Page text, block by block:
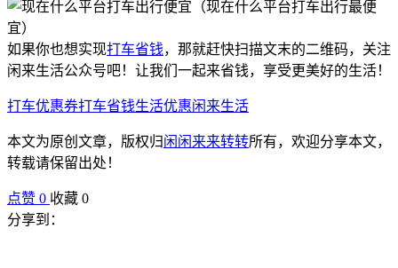
如果你也想实现打车省钱，那就赶快扫描文末的二维码，关注
闲来生活公众号吧！让我们一起来省钱，享受更美好的生活！
打车优惠券打车省钱生活优惠闲来生活
本文为原创文章，版权归闲闲来来转转所有，欢迎分享本文，
转载请保留出处！
点赞 0 收藏 0
分享到：